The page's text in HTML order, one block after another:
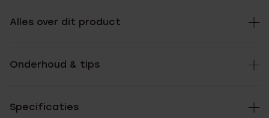
Alles over dit product
Onderhoud & tips
Specificaties